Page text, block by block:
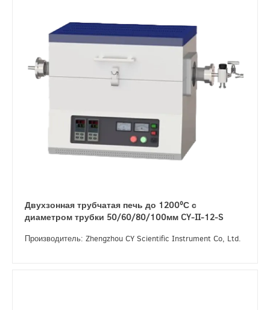
Двухзонная трубчатая печь до 1200ºС с
диаметром трубки 50/60/80/100мм CY-II-12-S
Производитель: Zhengzhou CY Scientific Instrument Co, Ltd.